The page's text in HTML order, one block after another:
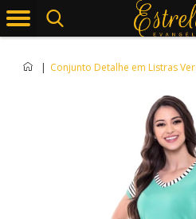
| Conjunto Detalhe em Listras